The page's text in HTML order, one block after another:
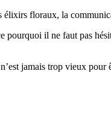
élixirs floraux, la
pourquoi il ne faut pas
jamais trop vieux pour